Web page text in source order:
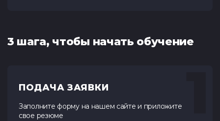
3 шага, чтобы начать обучение
ПОДАЧА ЗАЯВКИ
Заполните форму на нашем сайте и приложите
свое резюме